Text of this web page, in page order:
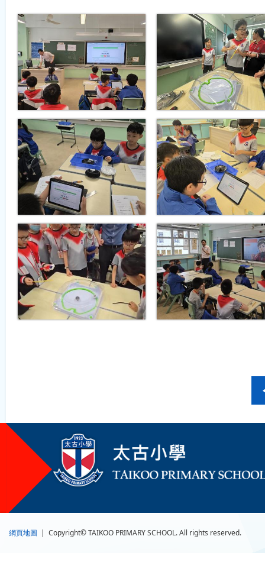
網頁地圖 | Copyright© TAIKOO PRIMARY SCHOOL. All rights reserved.